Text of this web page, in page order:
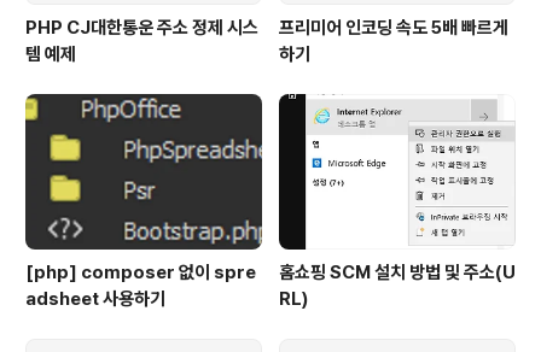
PHP CJ대한통운 주소 정제 시스
템 예제
프리미어 인코딩 속도 5배 빠르게
하기
[php] composer 없이 spre
adsheet 사용하기
홈쇼핑 SCM 설치 방법 및 주소(U
RL)